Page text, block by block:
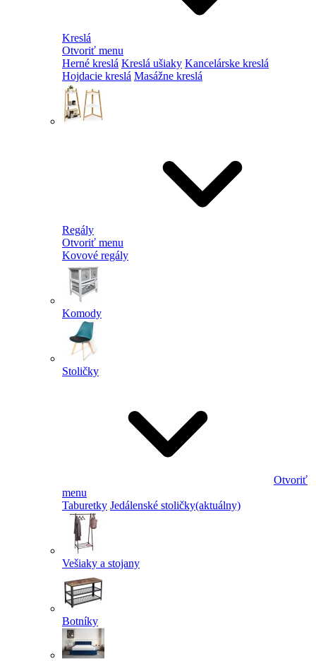
Kreslá
Otvoriť menu
Herné kreslá Kreslá ušiaky Kancelárske kreslá
Hojdacie kreslá Masážne kreslá
Regály
Otvoriť menu
Kovové regály
Komody
Stoličky
Otvoriť
menu
Taburetky Jedálenské stoličky(aktuálny)
Vešiaky a stojany
Botníky